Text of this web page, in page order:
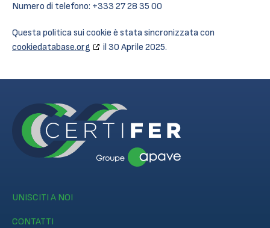
Numero di telefono: +333 27 28 35 00
Questa politica sui cookie è stata sincronizzata con
cookiedatabase.org
il 30 Aprile 2025.
UNISCITI A NOI
CONTATTI